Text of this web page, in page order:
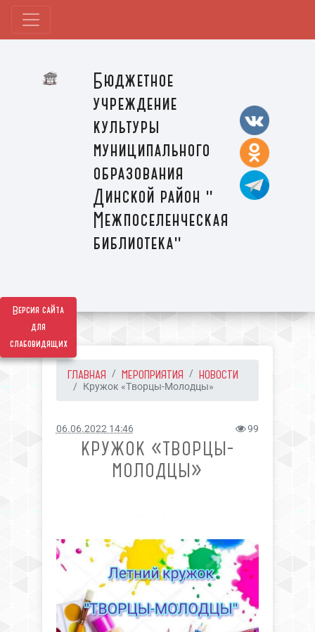
Версия сайта
для
слабовидящих
Бюджетное
учреждение
культуры
муниципального
образования
Динской район "
Межпоселенческая
библиотека"
ГЛАВНАЯ МЕРОПРИЯТИЯ НОВОСТИ
Кружок «Творцы-Молодцы»
06.06.2022 14:46 99
КРУЖОК «ТВОРЦЫ-
МОЛОДЦЫ»